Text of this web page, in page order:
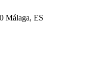
Málaga, ES